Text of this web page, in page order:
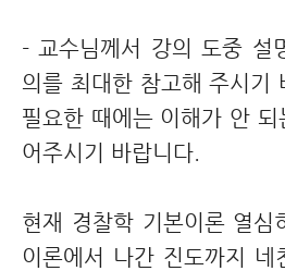
- 교수님께서 강의 도중 설
의를 최대한 참고해 주시기
필요한 때에는 이해가 안
어주시기 바랍니다.
현재 경찰학 기본이론 열심
이론에서 나간 진도까지 네